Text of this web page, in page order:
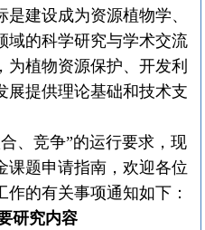
是建设成为资源植物学、
域的科学研究与学术交流
植物资源保护、开发利
展提供理论基础和技术支
、竞争”的运行要求，现
课题申请指南，欢迎各位
的有关事项通知如下：
研究内容